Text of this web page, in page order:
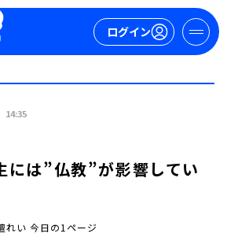
ログイン
14:35
には”仏教”が影響してい
れい 今日の1ページ